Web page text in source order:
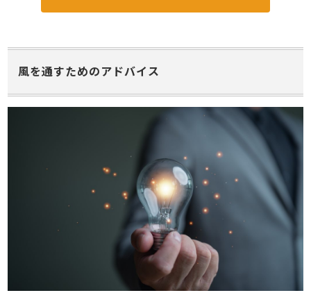
風を通すためのアドバイス